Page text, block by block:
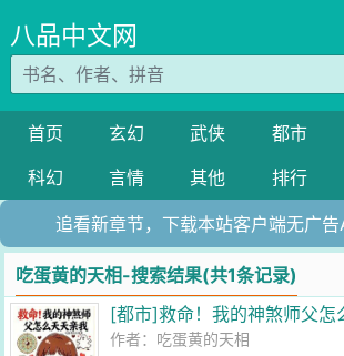
八品中文网
首页 玄幻 武侠 都市
科幻
言情 其他 排行
追看新章节，下载本站客户端无广告
吃蛋黄的天相-搜索结果(共1条记录)
[都市]救命！我的神煞师父怎
作者： 吃蛋黄的天相